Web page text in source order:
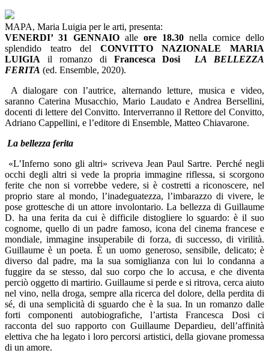
MAPA, Maria Luigia per le arti, presenta:
VENERDI’ 31 GENNAIO alle ore 18.30 nella cornice dello
splendido teatro del CONVITTO NAZIONALE MARIA
LUIGIA il romanzo di Francesca Dosi
LA BELLEZZA
FERITA (ed. Ensemble, 2020).
A dialogare con l’autrice, alternando letture, musica e video,
saranno Caterina Musacchio, Mario Laudato e Andrea Bersellini,
docenti di lettere del Convitto. Interverranno il Rettore del Convitto,
Adriano Cappellini, e l’editore di Ensemble, Matteo Chiavarone.
La bellezza ferita
«L’Inferno sono gli altri» scriveva Jean Paul Sartre. Perché negli
occhi degli altri si vede la propria immagine riflessa, si scorgono
ferite che non si vorrebbe vedere, si è costretti a riconoscere, nel
proprio stare al mondo, l’inadeguatezza, l’imbarazzo di vivere, le
pose grottesche di un attore involontario. La bellezza di Guillaume
D. ha una ferita da cui è difficile distogliere lo sguardo: è il suo
cognome, quello di un padre famoso, icona del cinema francese e
mondiale, immagine insuperabile di forza, di successo, di virilità.
Guillaume è un poeta. È un uomo generoso, sensibile, delicato; è
diverso dal padre, ma la sua somiglianza con lui lo condanna a
fuggire da se stesso, dal suo corpo che lo accusa, e che diventa
perciò oggetto di martirio. Guillaume si perde e si ritrova, cerca aiuto
nel vino, nella droga, sempre alla ricerca del dolore, della perdita di
sé, di una semplicità di sguardo che è la sua. In un romanzo dalle
forti componenti autobiografiche, l’artista Francesca Dosi ci
racconta del suo rapporto con Guillaume Depardieu, dell’affinità
elettiva che ha legato i loro percorsi artistici, della giovane promessa
di un amore.